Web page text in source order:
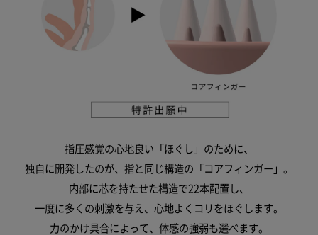
指圧感覚の心地良い「ほぐし」のために、
独自に開発したのが、指と同じ構造の「コアフィンガー」。
内部に芯を持たせた構造で22本配置し、
一度に多くの刺激を与え、心地よくコリをほぐします。
力のかけ具合によって、体感の強弱も選べます。